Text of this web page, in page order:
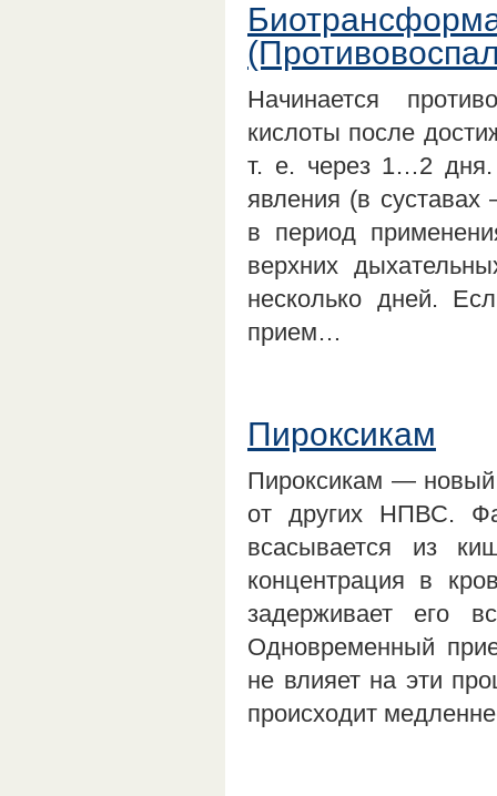
Начинается
кислоты после
т. е. через 1…2 дня.
явления (в суставах
в период
верхних
несколько дней.
прием…
Пироксикам
Пироксикам — новый
от других НПВС.
всасывается из
концентрация в
задерживает его
Одновременный
не влияет на эти
происходит